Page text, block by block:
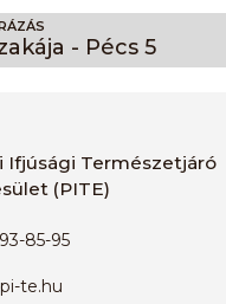
- Pécs 5
Ifjúsági Természetjáró
(PITE)
85-95
pi-te.hu